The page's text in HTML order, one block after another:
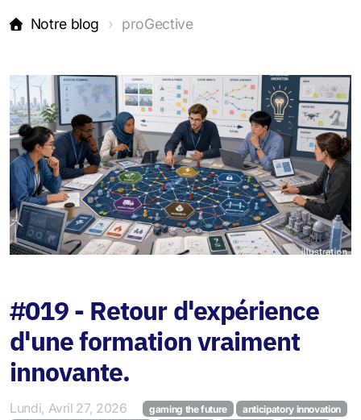
Notre blog proGective
#019 - Retour d'expérience
d'une formation vraiment
innovante.
Lundi, Avril 27, 2026 gaming the future
anticipatory innovation
Jeu de la Polycrise